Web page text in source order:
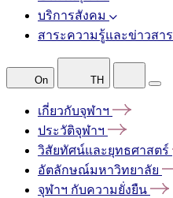
บริการสังคม
สาระความรู้และข่าวสาร
On TH
เกี่ยวกับจุฬาฯ
ประวัติจุฬาฯ
วิสัยทัศน์และยุทธศาสตร์
อัตลักษณ์มหาวิทยาลัย
จุฬาฯ กับความยั่งยืน